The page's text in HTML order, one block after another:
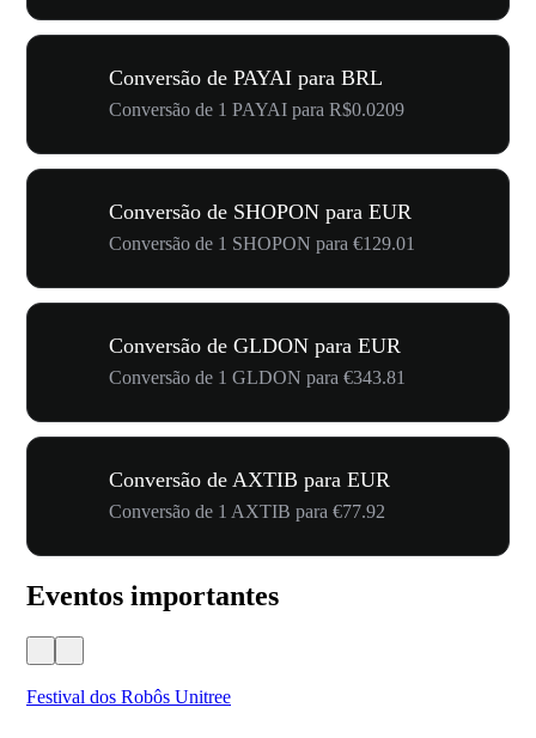
Conversão de PAYAI para BRL
Conversão de 1 PAYAI para R$0.0209
Conversão de SHOPON para EUR
Conversão de 1 SHOPON para €129.01
Conversão de GLDON para EUR
Conversão de 1 GLDON para €343.81
Conversão de AXTIB para EUR
Conversão de 1 AXTIB para €77.92
Eventos importantes
Festival dos Robôs Unitree